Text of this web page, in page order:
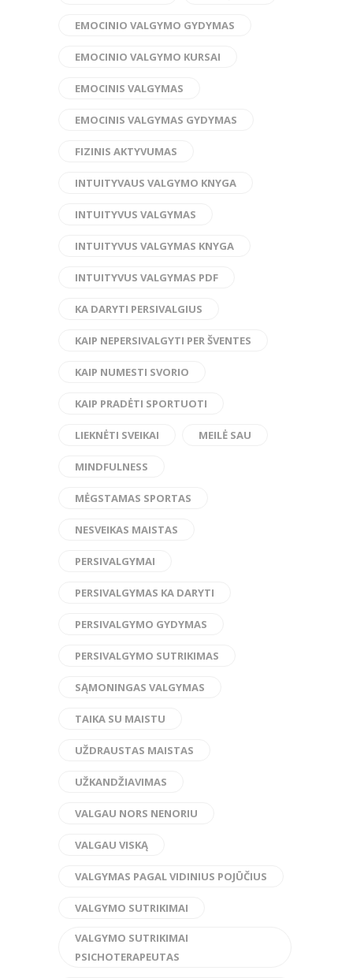
EMOCINIO VALGYMO GYDYMAS
EMOCINIO VALGYMO KURSAI
EMOCINIS VALGYMAS
EMOCINIS VALGYMAS GYDYMAS
FIZINIS AKTYVUMAS
INTUITYVAUS VALGYMO KNYGA
INTUITYVUS VALGYMAS
INTUITYVUS VALGYMAS KNYGA
INTUITYVUS VALGYMAS PDF
KA DARYTI PERSIVALGIUS
KAIP NEPERSIVALGYTI PER ŠVENTES
KAIP NUMESTI SVORIO
KAIP PRADĖTI SPORTUOTI
LIEKNĖTI SVEIKAI MEILĖ SAU
MINDFULNESS
MĖGSTAMAS SPORTAS
NESVEIKAS MAISTAS
PERSIVALGYMAI
PERSIVALGYMAS KA DARYTI
PERSIVALGYMO GYDYMAS
PERSIVALGYMO SUTRIKIMAS
SĄMONINGAS VALGYMAS
TAIKA SU MAISTU
UŽDRAUSTAS MAISTAS
UŽKANDŽIAVIMAS
VALGAU NORS NENORIU
VALGAU VISKĄ
VALGYMAS PAGAL VIDINIUS POJŪČIUS
VALGYMO SUTRIKIMAI
VALGYMO SUTRIKIMAI
PSICHOTERAPEUTAS